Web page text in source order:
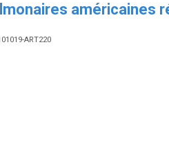
américaines
ART220